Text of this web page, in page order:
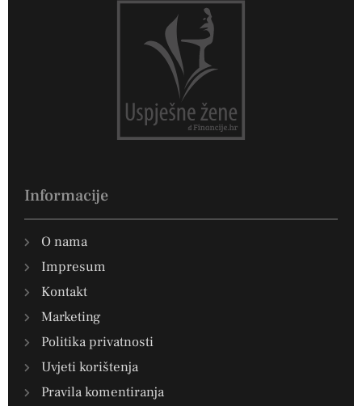
Informacije
O nama
Impresum
Kontakt
Marketing
Politika privatnosti
Uvjeti korištenja
Pravila komentiranja